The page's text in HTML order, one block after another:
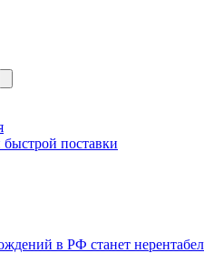
поставки
в РФ станет